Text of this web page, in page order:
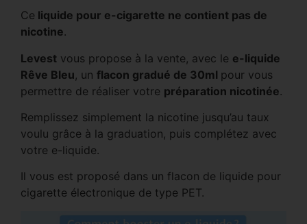
Ce liquide pour e-cigarette ne contient pas de
nicotine.
Levest vous propose à la vente, avec le e-liquide
Rêve Bleu, un flacon gradué de 30ml pour vous
permettre de réaliser votre préparation nicotinée.
Remplissez simplement la nicotine jusqu’au taux
voulu grâce à la graduation, puis complétez avec
votre e-liquide.
Il vous est proposé dans un flacon de liquide pour
cigarette électronique de type PET.